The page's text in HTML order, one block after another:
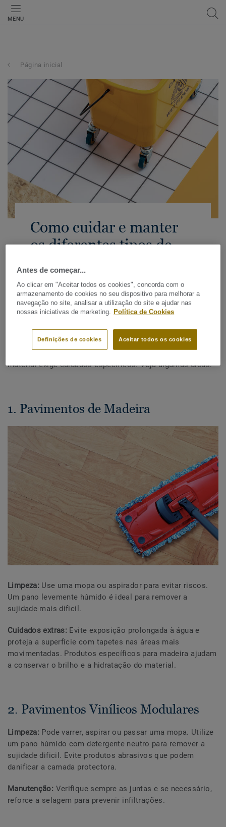
MENU
Página inicial
Como cuidar e manter
os diferentes tipos de
pavimentos
PARTILHAR
Os pavimentos são uma das principais bases de qualquer
espaço e mantê-los bem cuidados é essencial para
garantir a sua durabilidade e aparência. Cada tipo de
material exige cuidados específicos. Veja algumas dicas:
1. Pavimentos de Madeira
Limpeza: Use uma mopa ou aspirador para evitar riscos.
Um pano levemente húmido é ideal para remover a
sujidade mais dificil.
Cuidados extras: Evite exposição prolongada à água e
proteja a superfície com tapetes nas áreas mais
movimentadas. Produtos específicos para madeira ajudam
a conservar o brilho e a hidratação do material.
2. Pavimentos Vinílicos Modulares
Limpeza: Pode varrer, aspirar ou passar uma mopa. Utilize
um pano húmido com detergente neutro para remover a
sujidade dificil. Evite produtos abrasivos que podem
danificar a camada protectora.
Manutenção: Verifique sempre as juntas e se necessário,
reforce a selagem para prevenir infiltrações.
Antes de começar...
Ao clicar em "Aceitar todos os cookies", concorda com o
armazenamento de cookies no seu dispositivo para melhorar a
navegação no site, analisar a utilização do site e ajudar nas
nossas iniciativas de marketing.
Política de Cookies
Aceitar todos os cookies
Definições de cookies